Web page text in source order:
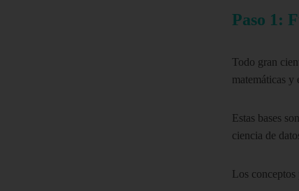
Paso 1:
Todo gran
matemáticas y
Estas bases
ciencia de
Los conceptos